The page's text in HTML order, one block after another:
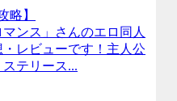
略】
ンス」さんのエロ同人
レビューです！主人公
テリース...